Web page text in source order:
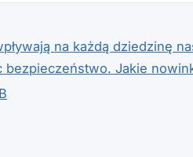
na każdą dziedzinę
bezpieczeństwo. Jakie